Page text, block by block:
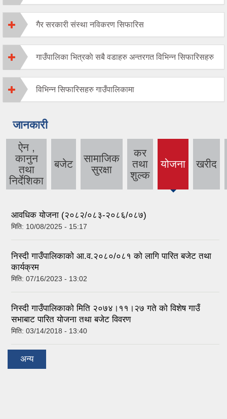
गैर सरकारी संस्था नविकरण सिफारिस
गाउँपालिका भित्रकाे सबै वडाहरु अन्तरगत विभिन्न सिफारिसहरु
विभिन्न सिफारिसहरु गाउँपालिकामा
जानकारी
ऐन ,
कानुन
तथा
निर्देशिका
बजेट
सामाजिक
सुरक्षा
कर
तथा
शुल्क
योजना
(active
खरीद
आवधिक योजना (२०८२/०८३-२०८६/०८७)
मिति: 10/08/2025 - 15:17
निस्दी गाउँपालिकाको आ.व.२०८०/०८१ को लागि पारित बजेट तथा
कार्यक्रम
मिति: 07/16/2023 - 13:02
निस्दी गाउँपालिकाको मिति २०७४।११।२७ गते को विशेष गाउँ
सभाबाट पारित योजना तथा बजेट विवरण
मिति: 03/14/2018 - 13:40
अन्य